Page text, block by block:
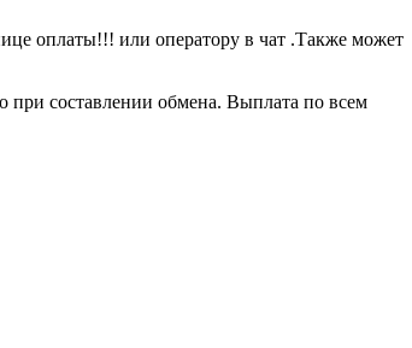
оплаты!!! или оператору в чат .Также может
при составлении обмена. Выплата по всем